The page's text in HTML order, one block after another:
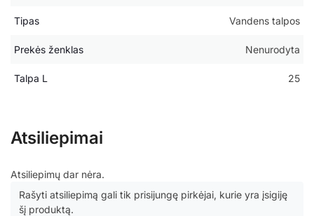
Tipas Vandens talpos
Prekės ženklas Nenurodyta
Talpa L 25
Atsiliepimai
Atsiliepimų dar nėra.
Rašyti atsiliepimą gali tik prisijungę pirkėjai, kurie yra įsigiję
šį produktą.